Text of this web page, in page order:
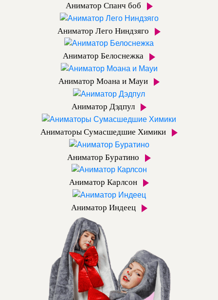
Аниматор Спанч боб
Аниматор Лего Ниндзяго
Аниматор Белоснежка
Аниматор Моана и Мауи
Аниматор Дэдпул
Аниматоры Сумасшедшие Химики
Аниматор Буратино
Аниматор Карлсон
Аниматор Индеец